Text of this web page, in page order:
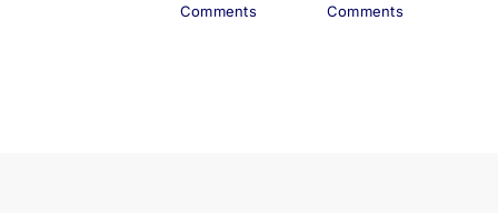
Comments
Comments